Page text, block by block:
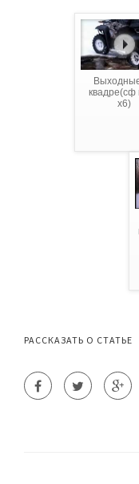
квадре(сф
х6)
РАССКАЗАТЬ О СТАТЬЕ